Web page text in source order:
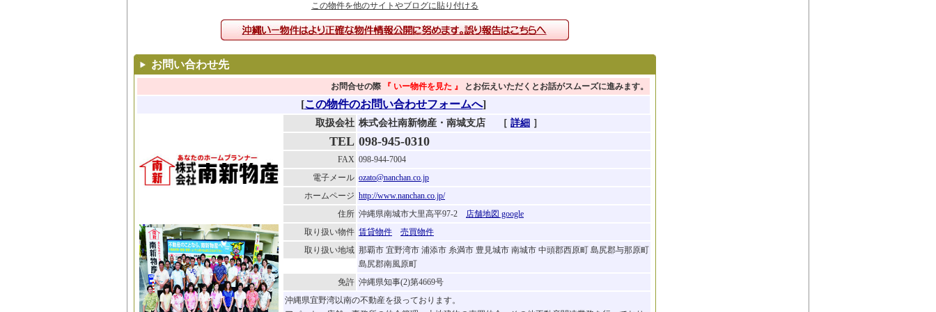
この物件を他のサイトやブログに貼り付ける
お問い合わせ先
お問合せの際 『 いー物件を見た 』 とお伝えいただくとお話がスムーズに進みます。
[この物件のお問い合わせフォームへ]
取扱会社 株式会社南新物産・南城支店 ［ 詳細 ］
TEL 098-945-0310
FAX 098-944-7004
電子メール ozato@nanchan.co.jp
ホームページ http://www.nanchan.co.jp/
住所 沖縄県南城市大里高平97-2 店舗地図 google
取り扱い物件 賃貸物件
売買物件
取り扱い地域 那覇市 宜野湾市 浦添市 糸満市 豊見城市 南城市 中頭郡西原町 島尻郡与那原町
島尻郡南風原町
免許 沖縄県知事(2)第4669号
沖縄県宜野湾以南の不動産を扱っております。